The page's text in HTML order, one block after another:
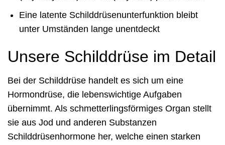
Eine latente Schilddrüsenunterfunktion bleibt
unter Umständen lange unentdeckt
Unsere Schilddrüse im Detail
Bei der Schilddrüse handelt es sich um eine
Hormondrüse, die lebenswichtige Aufgaben
übernimmt. Als schmetterlingsförmiges Organ stellt
sie aus Jod und anderen Substanzen
Schilddrüsenhormone her, welche einen starken